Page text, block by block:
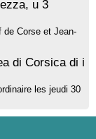
u 3
de Corse et Jean-
di Corsica di i
les jeudi 30